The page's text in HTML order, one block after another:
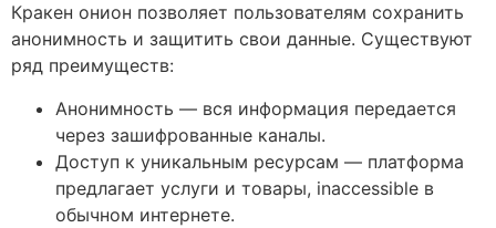
Кракен онион позволяет пользователям сохранить
анонимность и защитить свои данные. Существуют
ряд преимуществ:
Анонимность — вся информация передается
через зашифрованные каналы.
Доступ к уникальным ресурсам — платформа
предлагает услуги и товары, inaccessible в
обычном интернете.